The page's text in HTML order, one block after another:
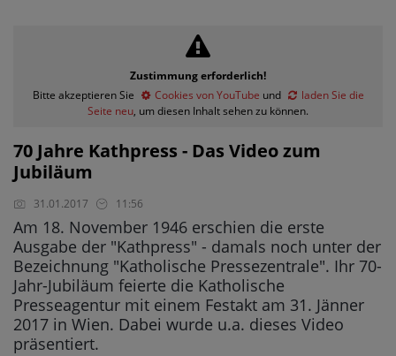
Zustimmung erforderlich!
Bitte akzeptieren Sie
Cookies von YouTube und
laden Sie die
Seite neu, um diesen Inhalt sehen zu können.
70 Jahre Kathpress - Das Video zum
Jubiläum
31.01.2017 11:56
Am 18. November 1946 erschien die erste
Ausgabe der "Kathpress" - damals noch unter der
Bezeichnung "Katholische Pressezentrale". Ihr 70-
Jahr-Jubiläum feierte die Katholische
Presseagentur mit einem Festakt am 31. Jänner
2017 in Wien. Dabei wurde u.a. dieses Video
präsentiert.